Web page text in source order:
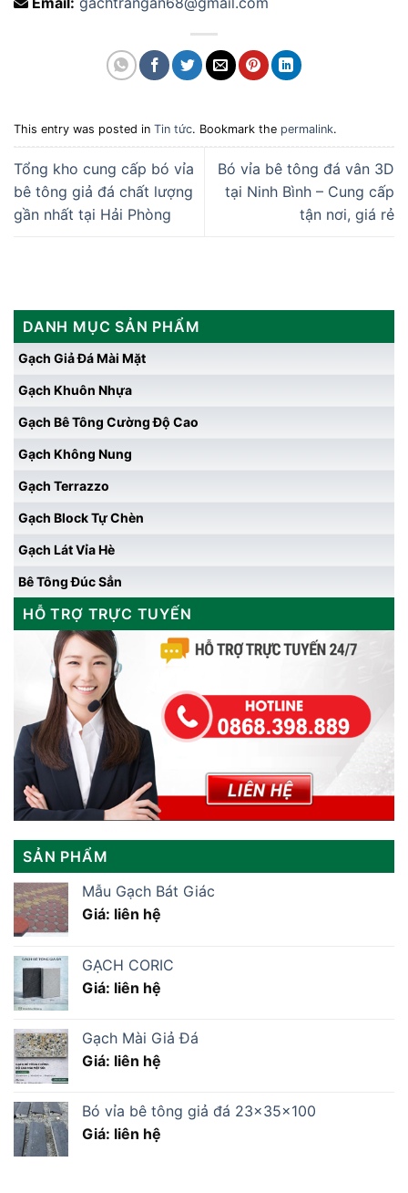
This entry was posted in Tin tức. Bookmark the permalink.
Tổng kho cung cấp bó vỉa
bê tông giả đá chất lượng
gần nhất tại Hải Phòng
Bó vỉa bê tông đá vân 3D
tại Ninh Bình – Cung cấp
tận nơi, giá rẻ
DANH MỤC SẢN PHẨM
Gạch Giả Đá Mài Mặt
Gạch Khuôn Nhựa
Gạch Bê Tông Cường Độ Cao
Gạch Không Nung
Gạch Terrazzo
Gạch Block Tự Chèn
Gạch Lát Vỉa Hè
Bê Tông Đúc Sẳn
HỖ TRỢ TRỰC TUYẾN
SẢN PHẨM
Mẫu Gạch Bát Giác
Giá: liên hệ
GẠCH CORIC
Giá: liên hệ
Gạch Mài Giả Đá
Giá: liên hệ
Bó vỉa bê tông giả đá 23x35x100
Giá: liên hệ